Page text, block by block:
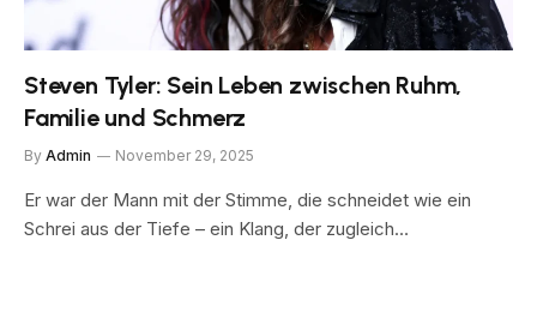
Steven Tyler: Sein Leben zwischen Ruhm,
Familie und Schmerz
By Admin November 29, 2025
Er war der Mann mit der Stimme, die schneidet wie ein
Schrei aus der Tiefe – ein Klang, der zugleich…